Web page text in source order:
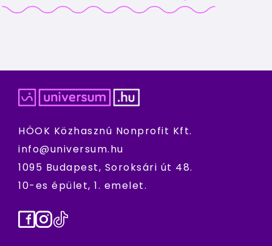
HÖOK Közhasznú Nonprofit Kft.
info@universum.hu
1095 Budapest, Soroksári út 48.
10-es épület, 1. emelet.
Facebook
Instagram
TikTok